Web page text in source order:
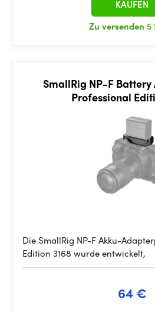
Zu versenden 5
KAUFEN
SmallRig NP-F
Professional
Die SmallRig NP-F Akku-
Edition 3168 wurde entwickelt,
64 €